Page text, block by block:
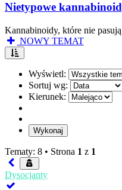
Nietypowe
Kannabinoidy, które nie
NOWY TEMAT
Wyświetl:
Sortuj wg:
Kierunek:
Tematy: 8 • Strona 1 z 1
Dysocjanty